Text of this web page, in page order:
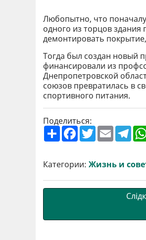
Любопытно, что
одного из торцов
демонтировать
Тогда был создан новый
финансировали из
Днепропетровской
союзов превратилась в
спортивного питания.
Поделиться:
П
о
р
и
F
a
b
o
T
w
t
e
E
m
l
T
e
g
r
Категории: Жизнь и